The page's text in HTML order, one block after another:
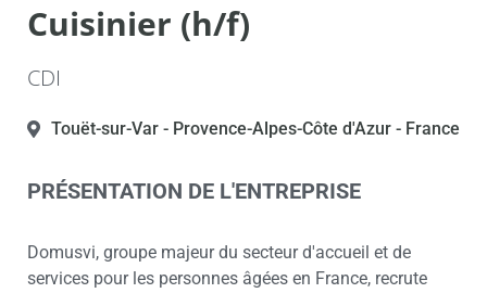
Cuisinier (h/f)
CDI
Touët-sur-Var - Provence-Alpes-Côte d'Azur - France
PRÉSENTATION DE L'ENTREPRISE
Domusvi, groupe majeur du secteur d'accueil et de
services pour les personnes âgées en France, recrute